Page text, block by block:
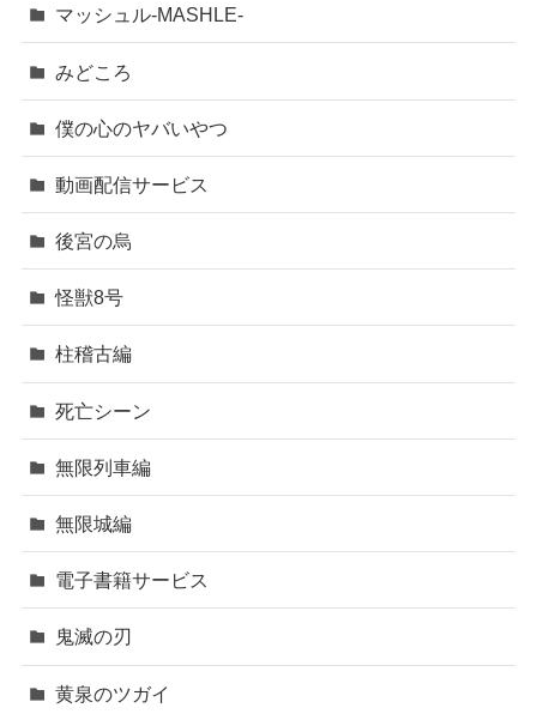
マッシュル-MASHLE-
みどころ
僕の心のヤバいやつ
動画配信サービス
後宮の烏
怪獣8号
柱稽古編
死亡シーン
無限列車編
無限城編
電子書籍サービス
鬼滅の刃
黄泉のツガイ